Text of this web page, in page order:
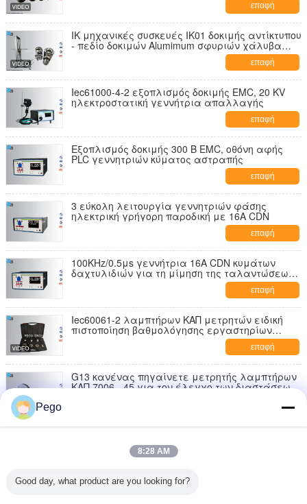
επαφή
IK μηχανικές συσκευές IK01 δοκιμής αντίκτυπου
- πεδίο δοκιμών Alumimum σφυριών χάλυβα
επαφή
Iec61000-4-2 εξοπλισμός δοκιμής EMC, 20 KV
ηλεκτροστατική γεννήτρια απαλλαγής
επαφή
Εξοπλισμός δοκιμής 300 Β EMC, οθόνη αφής
PLC γεννητριών κύματος αστραπής
επαφή
3 εύκολη λειτουργία γεννητριών φάσης
ηλεκτρική γρήγορη παροδική με 16A CDN
επαφή
100KHz/0.5μs γεννήτρια 16A CDN κυμάτων
δαχτυλιδιών για τη μίμηση της ταλαντώσεων
επαφή
Iec60061-2 λαμπτήρων ΚΑΠ μετρητών ειδική
πιστοποίηση βαθμολόγησης εργαστηρίων
επαφή
G13 κανένας πηγαίνετε μετρητής λαμπτήρων
ΚΑΠ 7006 - 45 για τον έλεγχο των διαστάσεων
πηγαίνει και να μην πάει ΔΟΧΕΊΑ μετρητών
εγκεκριμένα
Ο λαμπτήρας υψηλής πυκνότητας πηγαίνει
Pego
8:28 AM
Good day, what product are you looking for?